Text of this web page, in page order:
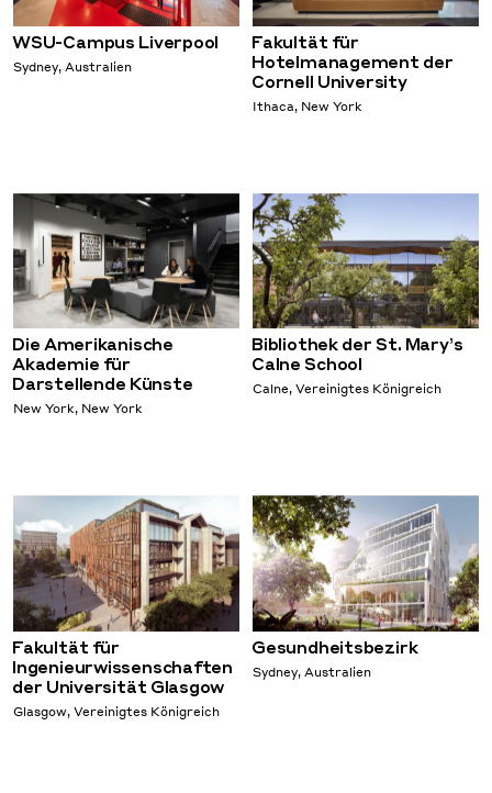
WSU-Campus Liverpool
Sydney, Australien
Fakultät für
Hotelmanagement der
Cornell University
Ithaca, New York
Die Amerikanische
Akademie für
Darstellende Künste
New York, New York
Bibliothek der St. Mary’s
Calne School
Calne, Vereinigtes Königreich
Fakultät für
Ingenieurwissenschaften
der Universität Glasgow
Glasgow, Vereinigtes Königreich
Gesundheitsbezirk
Sydney, Australien